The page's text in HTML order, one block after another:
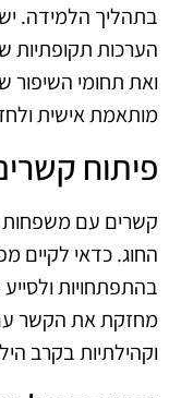
בתהליך הלמידה.
הערכות תקופתיות
ואת תחומי השיפור
מותאמת אישית
פיתוח
קשרים עם
החוג. כדאי לקיים
בהתפתחויות
מחזקת את הקשר עם
וקהילתיות בקרב